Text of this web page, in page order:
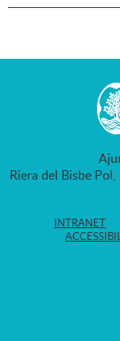
Riera del Bisbe
INTRANET